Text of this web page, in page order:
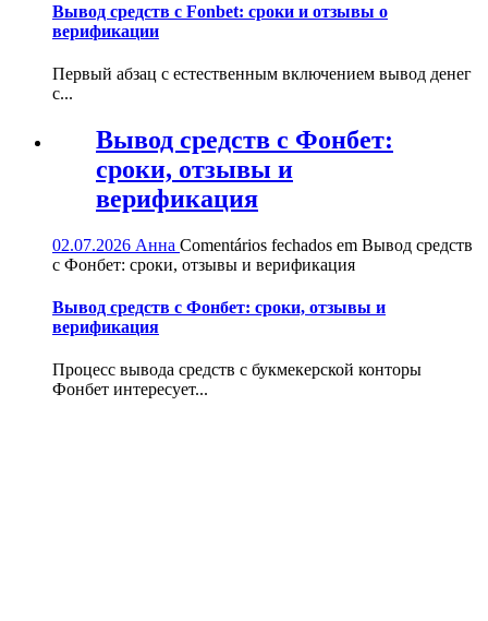
Вывод средств с Fonbet: сроки и отзывы о
верификации
Первый абзац с естественным включением вывод денег
с...
Вывод средств с Фонбет:
сроки, отзывы и
верификация
02.07.2026 Анна Comentários fechados em Вывод средств
с Фонбет: сроки, отзывы и верификация
Вывод средств с Фонбет: сроки, отзывы и
верификация
Процесс вывода средств с букмекерской конторы
Фонбет интересует...